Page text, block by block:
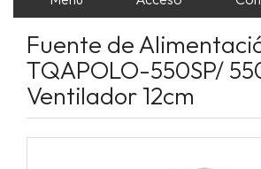
Fuente de
TQAPOLO-550SP/
Ventilador 12cm